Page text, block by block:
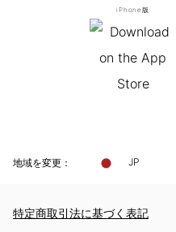
iPhone版
地域を変更： JP
特定商取引法に基づく表記